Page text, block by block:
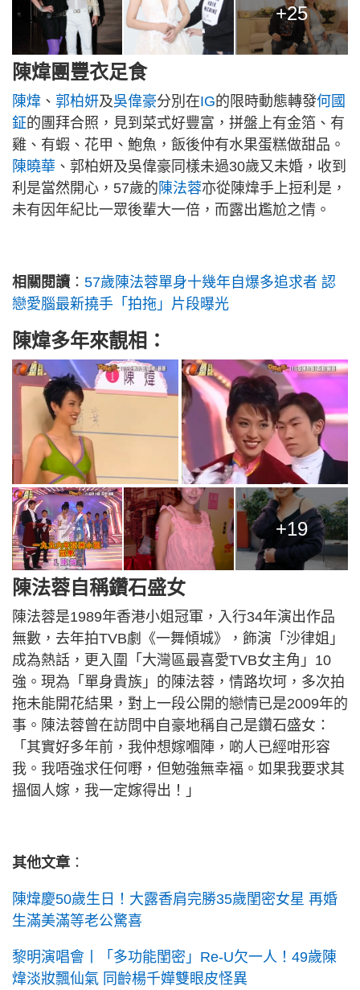
+25
陳煒團豐衣足食
陳煒 、 郭柏妍及吳偉豪分別在IG的限時動態轉發何國
鉦的團拜合照，見到菜式好豐富，拼盤上有金箔、有
雞、有蝦、花甲、鮑魚，飯後仲有水果蛋糕做甜品。
陳曉華 、郭柏妍及吳偉豪同樣未過30歲又未婚，收到
利是當然開心，57歲的 陳法蓉亦從陳煒手上𢭃利是，
未有因年紀比一眾後輩大一倍，而露出尷尬之情。
相關閱讀 ： 57歲陳法蓉單身十幾年自爆多追求者 認
戀愛腦最新撓手「拍拖」片段曝光
陳煒多年來靚相：
+19
陳法蓉自稱鑽石盛女
陳法蓉是1989年香港小姐冠軍，入行34年演出作品
無數，去年拍TVB劇《一舞傾城》，飾演「沙律姐」
成為熱話，更入圍「大灣區最喜愛TVB女主角」10
強。現為「單身貴族」的陳法蓉，情路坎坷，多次拍
拖未能開花結果，對上一段公開的戀情已是2009年的
事。陳法蓉曾在訪問中自豪地稱自己是鑽石盛女：
「其實好多年前，我仲想嫁嗰陣，啲人已經咁形容
我。我唔強求任何嘢，但勉強無幸福。如果我要求其
搵個人嫁，我一定嫁得出！」
其他文章 ：
陳煒慶50歲生日！大露香肩完勝35歲閨密女星 再婚
生滿美滿等老公驚喜
黎明演唱會丨「多功能閨密」Re-U欠一人！49歲陳
煒淡妝飄仙氣 同齡楊千嬅雙眼皮怪異